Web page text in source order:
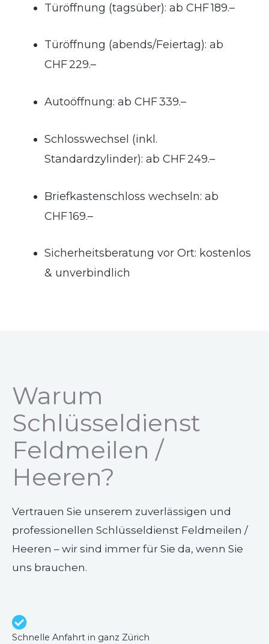
Türöffnung (tagsüber): ab CHF 189.–
Türöffnung (abends/Feiertag): ab
CHF 229.–
Autoöffnung: ab CHF 339.–
Schlosswechsel (inkl.
Standardzylinder): ab CHF 249.–
Briefkastenschloss wechseln: ab
CHF 169.–
Sicherheitsberatung vor Ort: kostenlos
& unverbindlich
Warum
Schlüsseldienst
Feldmeilen /
Heeren?
Vertrauen Sie unserem zuverlässigen und
professionellen Schlüsseldienst Feldmeilen /
Heeren – wir sind immer für Sie da, wenn Sie
uns brauchen.
Schnelle Anfahrt in ganz Zürich